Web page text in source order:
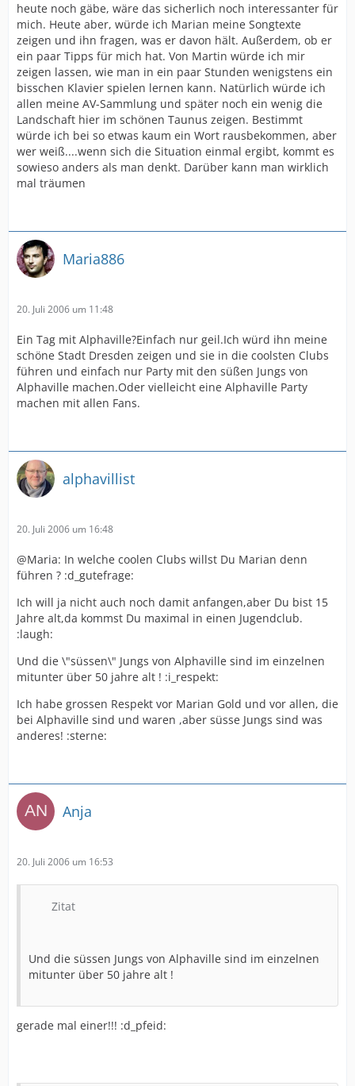
heute noch gäbe, wäre das sicherlich noch interessanter für
mich. Heute aber, würde ich Marian meine Songtexte
zeigen und ihn fragen, was er davon hält. Außerdem, ob er
ein paar Tipps für mich hat. Von Martin würde ich mir
zeigen lassen, wie man in ein paar Stunden wenigstens ein
bisschen Klavier spielen lernen kann. Natürlich würde ich
allen meine AV-Sammlung und später noch ein wenig die
Landschaft hier im schönen Taunus zeigen. Bestimmt
würde ich bei so etwas kaum ein Wort rausbekommen, aber
wer weiß....wenn sich die Situation einmal ergibt, kommt es
sowieso anders als man denkt. Darüber kann man wirklich
mal träumen
Maria886
20. Juli 2006 um 11:48
Ein Tag mit Alphaville?Einfach nur geil.Ich würd ihn meine
schöne Stadt Dresden zeigen und sie in die coolsten Clubs
führen und einfach nur Party mit den süßen Jungs von
Alphaville machen.Oder vielleicht eine Alphaville Party
machen mit allen Fans.
alphavillist
20. Juli 2006 um 16:48
@Maria: In welche coolen Clubs willst Du Marian denn
führen ? :d_gutefrage:
Ich will ja nicht auch noch damit anfangen,aber Du bist 15
Jahre alt,da kommst Du maximal in einen Jugendclub.
:laugh:
Und die \"süssen\" Jungs von Alphaville sind im einzelnen
mitunter über 50 jahre alt ! :i_respekt:
Ich habe grossen Respekt vor Marian Gold und vor allen, die
bei Alphaville sind und waren ,aber süsse Jungs sind was
anderes! :sterne:
Anja
20. Juli 2006 um 16:53
Zitat
Und die süssen Jungs von Alphaville sind im einzelnen
mitunter über 50 jahre alt !
gerade mal einer!!! :d_pfeid: